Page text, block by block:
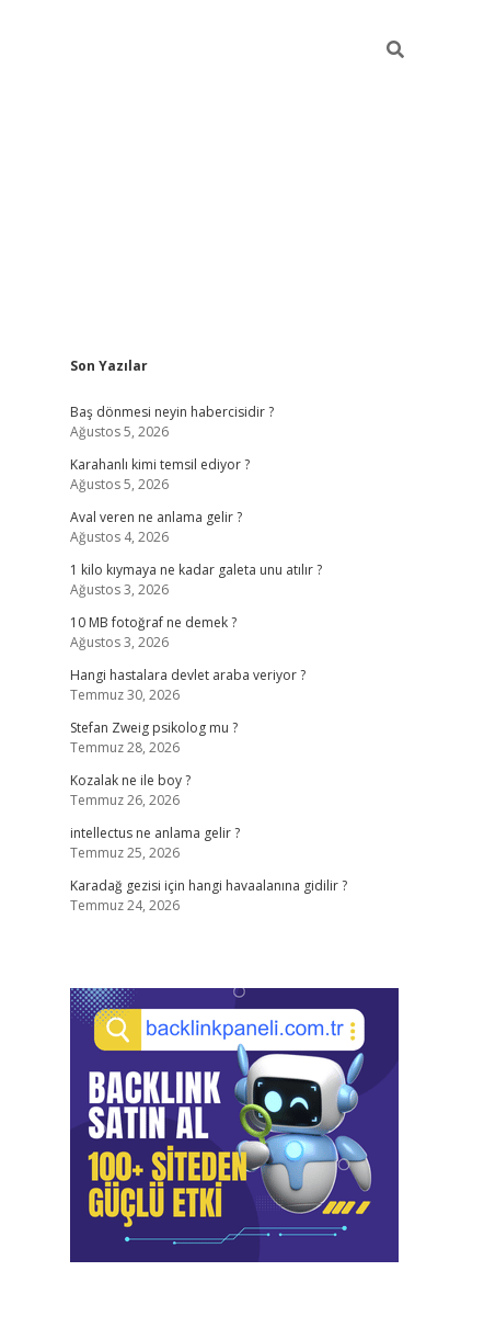
Sidebar
Son Yazılar
Baş dönmesi neyin habercisidir ?
Ağustos 5, 2026
Karahanlı kimi temsil ediyor ?
Ağustos 5, 2026
Aval veren ne anlama gelir ?
Ağustos 4, 2026
1 kilo kıymaya ne kadar galeta unu atılır ?
Ağustos 3, 2026
10 MB fotoğraf ne demek ?
Ağustos 3, 2026
Hangi hastalara devlet araba veriyor ?
Temmuz 30, 2026
Stefan Zweig psikolog mu ?
Temmuz 28, 2026
Kozalak ne ile boy ?
Temmuz 26, 2026
intellectus ne anlama gelir ?
Temmuz 25, 2026
Karadağ gezisi için hangi havaalanına gidilir ?
Temmuz 24, 2026
ilbetvd casino giriş